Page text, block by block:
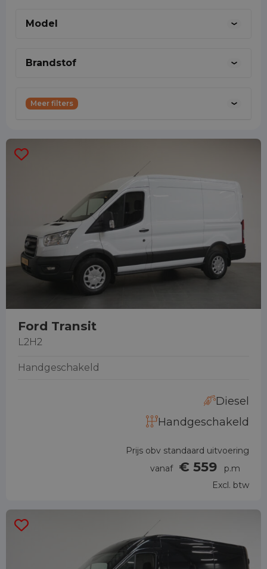
juiste persoon die u aan kunt spreken over
Model
Brandstof
Meer filters
Ford Transit
L2H2
Handgeschakeld
Diesel
Handgeschakeld
Prijs obv standaard uitvoering
vanaf € 559
p.m
Excl. btw